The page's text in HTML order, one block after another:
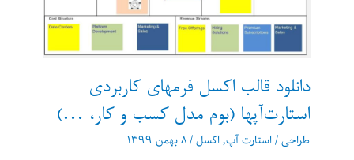
دانلود قالب اکسل فرمهای کاربردی
استارت‌آپها (بوم مدل کسب و کار، …)
طراحی/استارت آپ,اکسل/۸ بهمن ۱۳۹۹